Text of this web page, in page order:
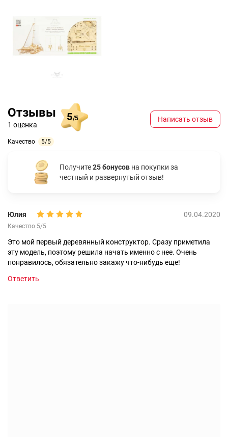
Отзывы
1 оценка
5/5
Качество 5/5
Написать отзыв
Получите25 бонусов на покупки за
честный и развернутый отзыв!
Юлия 09.04.2020
Качество 5/5
Это мой первый деревянный конструктор. Сразу приметила
эту модель, поэтому решила начать именно с нее. Очень
понравилось, обязательно закажу что-нибудь еще!
Ответить